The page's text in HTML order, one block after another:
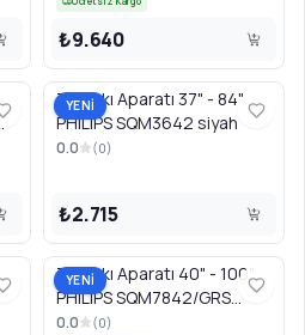
₺9.640
YENİ
TV Askı Aparatı 37" - 84"
PHILIPS SQM3642 siyah
0.0 (0)
₺2.715
YENİ
TV Askı Aparatı 40" - 100"
PHILIPS SQM7842/GRS
Siyah
0.0 (0)